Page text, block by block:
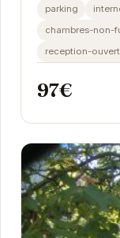
parfaitement
parking
chambres-non-
reception-
97€